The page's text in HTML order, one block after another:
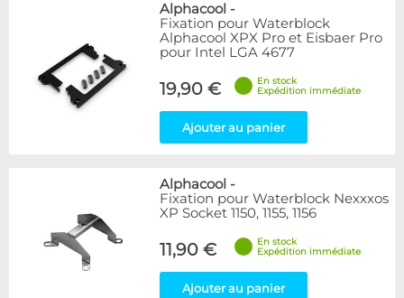
Alphacool -
Fixation pour Waterblock
Alphacool XPX Pro et Eisbaer Pro
pour Intel LGA 4677
19,90 €
En stock
Expédition immédiate
Ajouter au panier
Alphacool -
Fixation pour Waterblock Nexxxos
XP Socket 1150, 1155, 1156
11,90 €
En stock
Expédition immédiate
Ajouter au panier